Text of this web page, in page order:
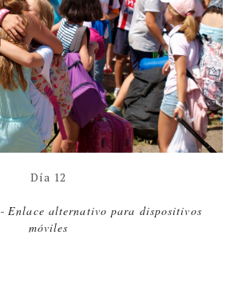
Día 12
-Enlace alternativo para dispositivos
móviles